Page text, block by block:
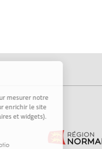
pour mesurer notre
enrichir le site
et widgets).